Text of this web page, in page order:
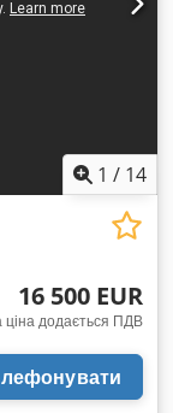
1 / 14
16 500 EUR
ціна додається ПДВ